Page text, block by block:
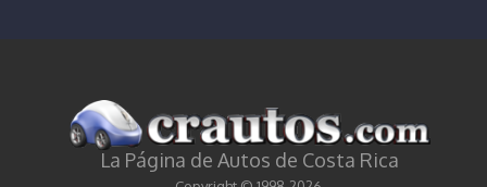
La Página de Autos de Costa Rica